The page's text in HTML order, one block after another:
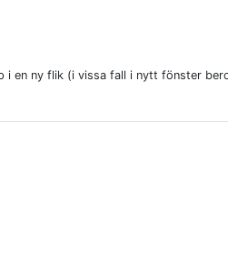
en ny flik (i vissa fall i nytt fönster